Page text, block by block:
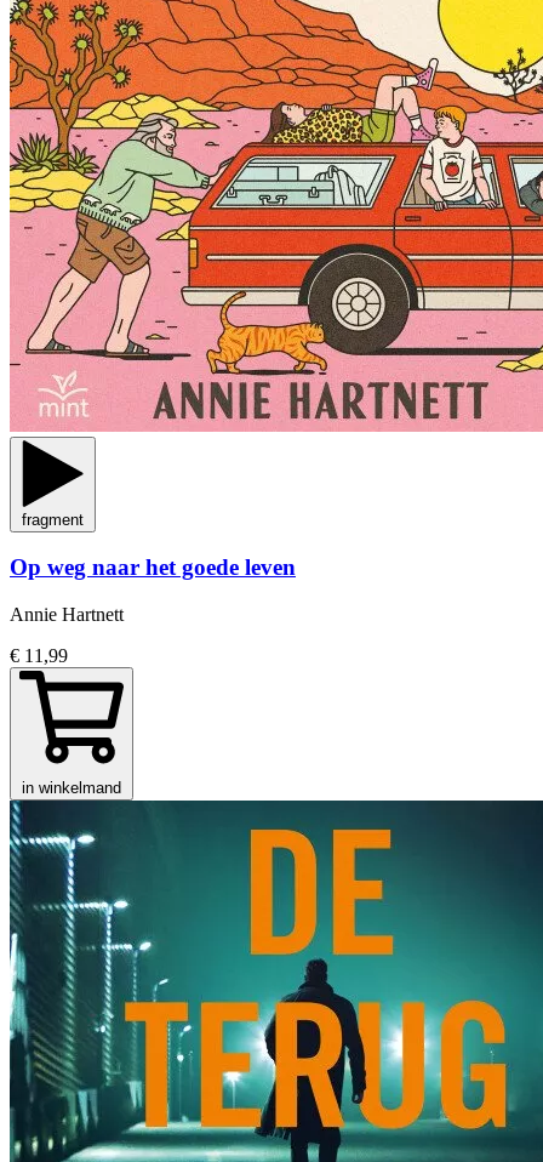
fragment
Op weg naar het goede leven
Annie Hartnett
€ 11,99
in winkelmand